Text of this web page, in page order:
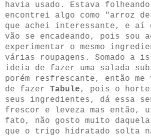
havia usado. Estava
encontrei algo como "arroz
que achei interessante, e aí
vão se encadeando, pois sou
experimentar o mesmo
várias roupagens. Somado a
ideia de fazer uma salada
porém resfrescante, então
de fazer Tabule, pois o
seus ingredientes, dá essa
frescor e leveza mas então,
fato, não gosto muito
que o trigo hidratado solta